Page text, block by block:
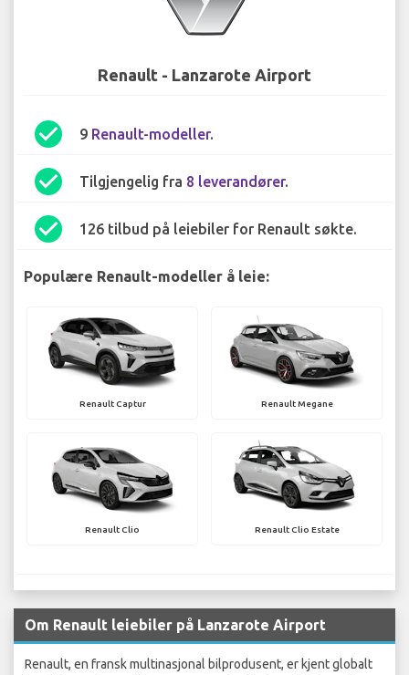
Renault - Lanzarote Airport
check_circle 9 Renault-modeller.
check_circle Tilgjengelig fra 8 leverandører.
check_circle 126 tilbud på leiebiler for Renault søkte.
Populære Renault-modeller å leie:
Renault Captur Renault Megane
Renault Clio Renault Clio Estate
Om Renault leiebiler på Lanzarote Airport
Renault, en fransk multinasjonal bilprodusent, er kjent globalt